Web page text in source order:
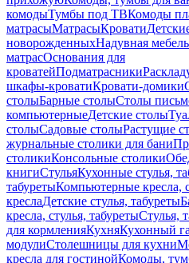
комодыТумбы под ТВКомоды
матрасыМатрасыКровати
новорожденныхНадувная мебель
матрасОснования для
кроватейПодматрасники
шкафы-кроватиКровати-домики
столыБарные столыСтолы
компьютерныеДетские столы
столыСадовые столыРастущие
журнальные столики для бани
столикиКонсольные столики
книгиСтульяКухонные стулья,
табуретыКомпьютерные кресла,
креслаДетские стулья, табуреты
кресла, стулья, табуретыСтулья,
для кормленияКухняКухонный
модулиСтолешницы для кухни
кресла для гостинойКомоды,